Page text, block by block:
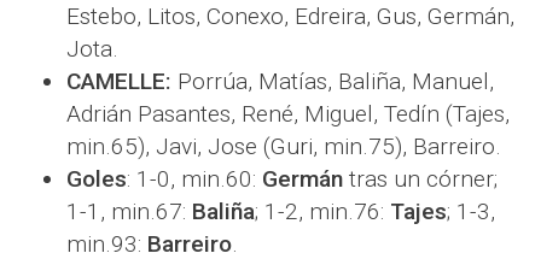
Estebo, Litos, Conexo, Edreira, Gus, Germán,
Jota.
CAMELLE: Porrúa, Matías, Baliña, Manuel,
Adrián Pasantes, René, Miguel, Tedín (Tajes,
min.65), Javi, Jose (Guri, min.75), Barreiro.
Goles: 1-0, min.60: Germán tras un córner;
1-1, min.67: Baliña; 1-2, min.76: Tajes; 1-3,
min.93: Barreiro.